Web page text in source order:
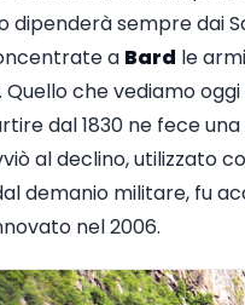
sempre dai
a Bard le
che vediamo
dal 1830 ne fece
al declino, utilizzato
demanio militare, fu
nel 2006.